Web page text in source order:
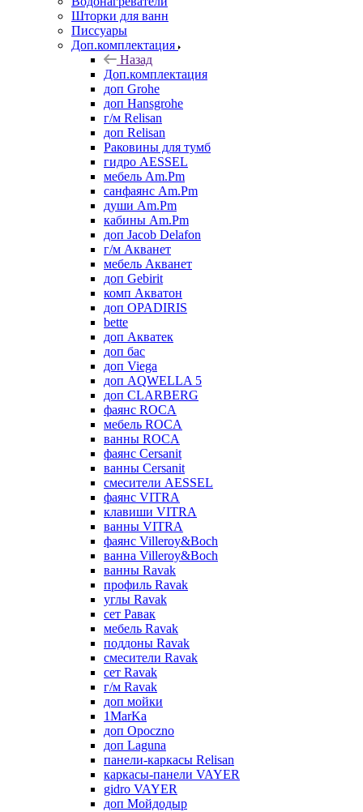
Шторки для ванн
Писсуары
Доп.комплектация
Назад
Доп.комплектация
доп Grohe
доп Hansgrohe
г/м Relisan
доп Relisan
Раковины для тумб
гидро AESSEL
мебель Am.Pm
санфаянс Am.Pm
души Am.Pm
кабины Am.Pm
доп Jacob Delafon
г/м Акванет
мебель Акванет
доп Gebirit
комп Акватон
доп OPADIRIS
bette
доп Акватек
доп бас
доп Viega
доп AQWELLA 5
доп CLARBERG
фаянс ROCA
мебель ROCA
ванны ROCA
фаянс Cersanit
ванны Cersanit
смесители AESSEL
фаянс VITRA
клавиши VITRA
ванны VITRA
фаянс Villeroy&Boch
ванна Villeroy&Boch
ванны Ravak
профиль Ravak
углы Ravak
сет Равак
мебель Ravak
поддоны Ravak
смесители Ravak
сет Ravak
г/м Ravak
доп мойки
1MarKa
доп Opoczno
доп Laguna
панели-каркасы Relisan
каркасы-панели VAYER
gidro VAYER
доп Мойдодыр